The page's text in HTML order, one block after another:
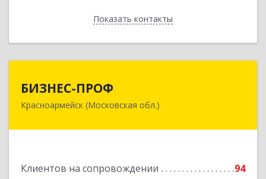
Показать контакты
Назад
БИЗНЕС-ПРОФ
Красноармейск (Московская обл.)
Клиентов на сопровождении 94
141290, Московская обл, Красноармейск г,